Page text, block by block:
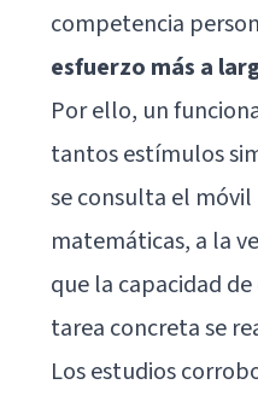
competencia
esfuerzo más a
Por ello, un
tantos estímulos
se consulta el
matemáticas, a la
que la capacidad
tarea concreta se
Los estudios